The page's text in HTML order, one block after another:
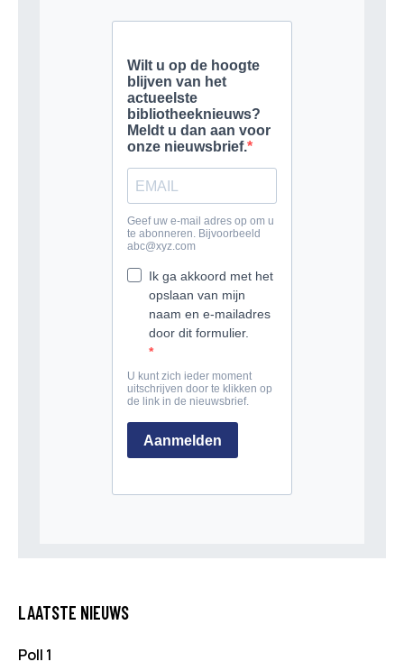
LAATSTE NIEUWS
Poll 1